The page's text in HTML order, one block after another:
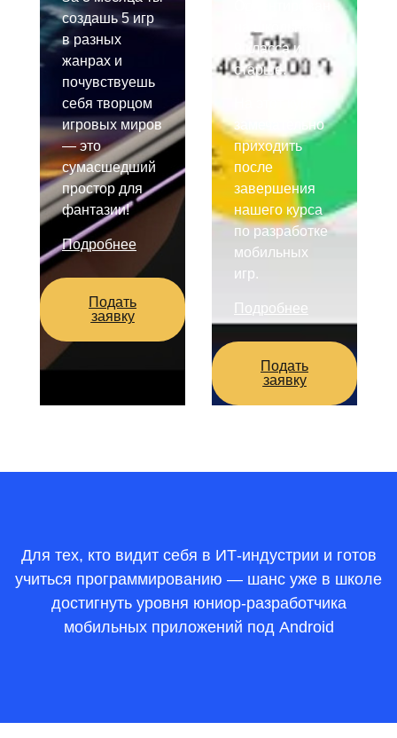
создашь 5 игр
в разных
жанрах и
почувствуешь
себя творцом
игровых миров
— это
сумасшедший
простор для
фантазии!
Подробнее
Подать
заявку
9 класса и
старше.
замечательно
приходить
после
завершения
нашего курса
по разработке
мобильных
игр.
Подробнее
Подать
заявку
Для тех, кто видит себя в ИТ-индустрии и готов
учиться программированию — шанс уже в школе
достигнуть уровня юниор-разработчика
мобильных приложений под Android